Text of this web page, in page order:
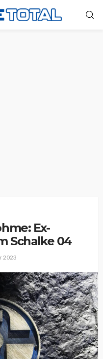
Ex-
Schalke 04
2023